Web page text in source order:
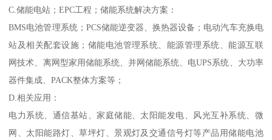
C.储能电站；EPC工程；储能系统解决方案：
BMS电池管理系统；PCS储能逆变器、换热器设备；电动汽车充换电
站及相关配套设施；储能电池管理系统、能源管理系统、能源互联
网技术、离网型家用储能系统、并网储能系统、电UPS系统、大功率
器件集成、PACK整体方案等；
D.相关应用：
电力系统、通信基站、家庭储能、太阳能发电、风光互补系统、微
网、太阳能路灯、草坪灯、景观灯及交通信号灯等产品用储能电池